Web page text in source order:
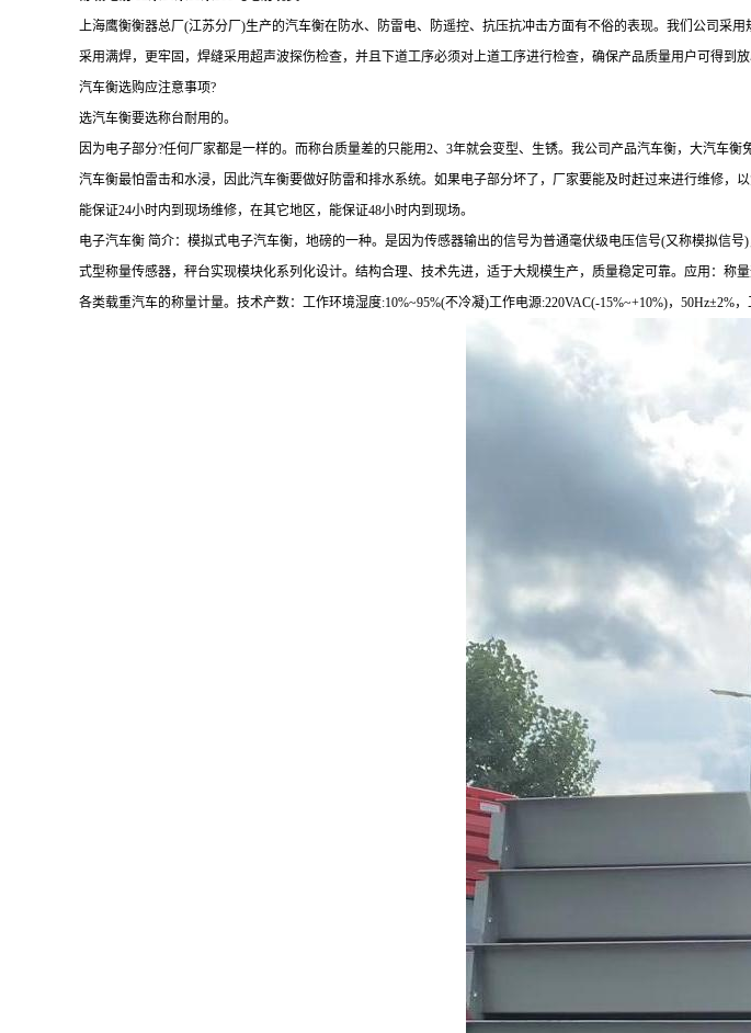
上海鹰衡衡器总厂 (江苏分厂 )生产的汽车衡在防水、防雷电、防遥控、抗压抗冲击方面有不俗的表现。 我们公司采用
采用满焊，更牢固，焊缝采用超声波探伤检查，并且下道工序必须对上道工序进行检查，确保产品质量用户可得到
汽车衡选购应注意事项?
选汽车衡要选称台耐用的。
因为电子部分?任何厂家都是一样的。而称台质量差的只能用2、3年就会变型、生锈。我公司产品汽车衡，大汽车
汽车衡最怕雷击和水浸，因此汽车衡要做好防雷和排水系统。如果电子部分坏了，厂家要能及时赶过来进行维修
能保证24小时内到现场维修，在其它地区，能保证48小时内到现场。
电子汽车衡 简介：模拟式电子汽车衡，地磅的一种。是因为传感器输出的信号为普通毫伏级电压信号(又称模拟信
式型称量传感器，秤台实现模块化系列化设计。结构合理、技术先进，适于大规模生产，质量稳定可靠。应用：
各类载重汽车的称量计量。技术产数：工作环境湿度:10%~95%(不冷凝)工作电源:220VAC(-15%~+10%)，